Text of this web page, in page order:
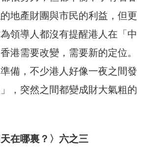
地產財團與市民的利益，但更
領導人都沒有提醒港人在「中
港需要改變，需要新的定位。
備，不少港人好像一夜之間發
，突然之間都變成財大氣粗的
天在哪裏？〉六之三